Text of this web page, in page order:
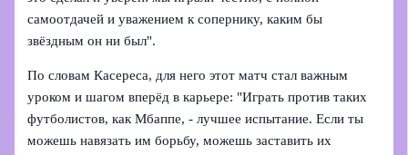
самоотдачей и уважением к сопернику, каким бы
звёздным он ни был".
По словам Касереса, для него этот матч стал важным
уроком и шагом вперёд в карьере: "Играть против таких
футболистов, как Мбаппе, - лучшее испытание. Если ты
можешь навязать им борьбу, можешь заставить их